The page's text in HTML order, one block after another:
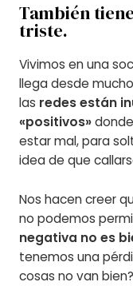
También
triste.
Vivimos en una
llega desde
las redes están
«positivos»
estar mal, para
idea de que
Nos hacen creer
no podemos
negativa no es
tenemos una
cosas no van